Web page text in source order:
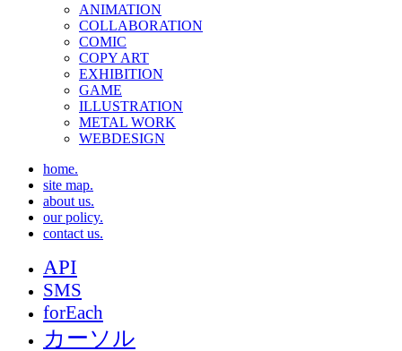
ANIMATION
COLLABORATION
COMIC
COPY ART
EXHIBITION
GAME
ILLUSTRATION
METAL WORK
WEBDESIGN
home.
site map.
about us.
our policy.
contact us.
API
SMS
forEach
カーソル